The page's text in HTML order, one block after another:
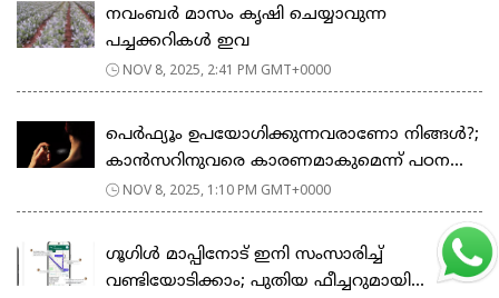
നവംബർ മാസം കൃഷി ചെയ്യാവുന്ന
പച്ചക്കറികൾ ഇവ
NOV 8, 2025, 2:41 PM GMT+0000
പെർഫ്യൂം ഉപയോഗിക്കുന്നവരാണോ നിങ്ങൾ?;
കാൻസറിനുവരെ കാരണമാകുമെന്ന് പഠന...
NOV 8, 2025, 1:10 PM GMT+0000
ഗൂഗിള്‍ മാപ്പിനോട് ഇനി സംസാരിച്ച്
വണ്ടിയോടിക്കാം; പുതിയ ഫീച്ചറുമായി...